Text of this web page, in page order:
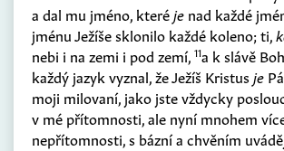
a dal mu jméno, kteréje nad každé
jménu Ježíše sklonilo každé koleno; ti,
nebi i na zemi i pod zemí, 11a k slávě
každý jazyk vyznal, že Ježíš Kristusje
moji milovaní, jako jste vždycky
v mé přítomnosti, ale nyní mnohem
nepřítomnosti, s bázní a chvěním